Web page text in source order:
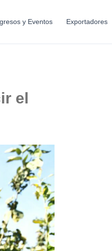
y Eventos Exportadores
el